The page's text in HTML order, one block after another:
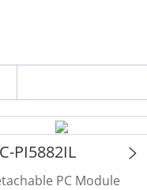
PI5882IL
PC Module